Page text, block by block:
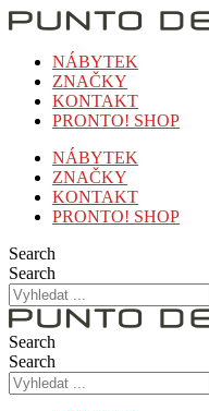
Přejít
k
obsahuNÁBYTEK
ZNAČKY
KONTAKT
PRONTO! SHOP
NÁBYTEK
ZNAČKY
KONTAKT
PRONTO! SHOP
Search
Search
Search
Search